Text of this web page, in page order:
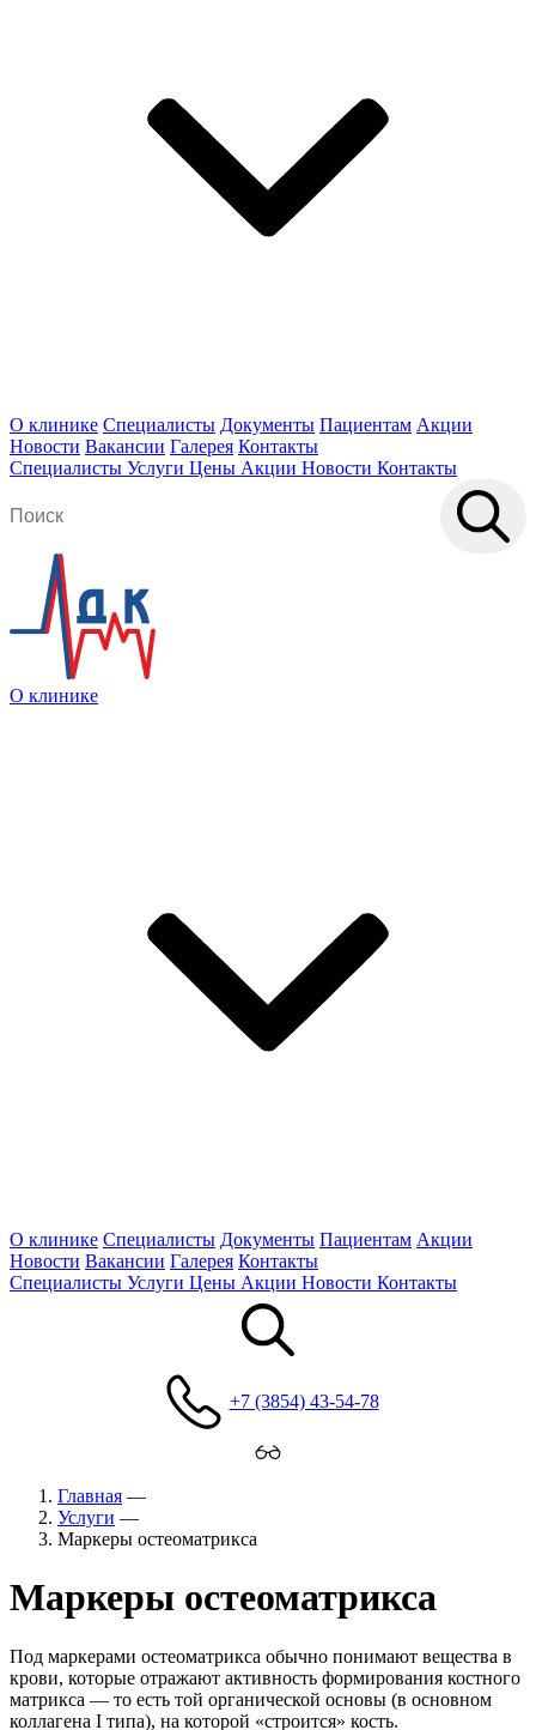
О клинике Специалисты Документы Пациентам Акции
Новости Вакансии Галерея Контакты
Специалисты Услуги Цены Акции Новости Контакты
О клинике
О клинике Специалисты Документы Пациентам Акции
Новости Вакансии Галерея Контакты
Специалисты Услуги Цены Акции Новости Контакты
+7 (3854) 43-54-78
Главная —
Услуги —
Маркеры остеоматрикса
Маркеры остеоматрикса
Под маркерами остеоматрикса обычно понимают вещества в
крови, которые отражают активность формирования костного
матрикса — то есть той органической основы (в основном
коллагена I типа), на которой «строится» кость.